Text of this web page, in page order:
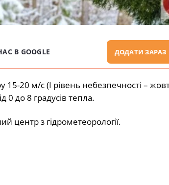
В GOOGLE ДОДАТИ ЗАРАЗ
15-20 м/с (І рівень небезпечності –
0 до 8 градусів тепла.
центр з гідрометеорології.